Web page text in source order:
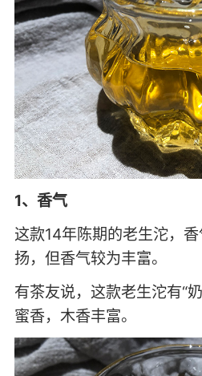
1、香气
这款14年陈期的老生沱，
扬，但香气较为丰富。
有茶友说，这款老生沱有“
蜜香，木香丰富。